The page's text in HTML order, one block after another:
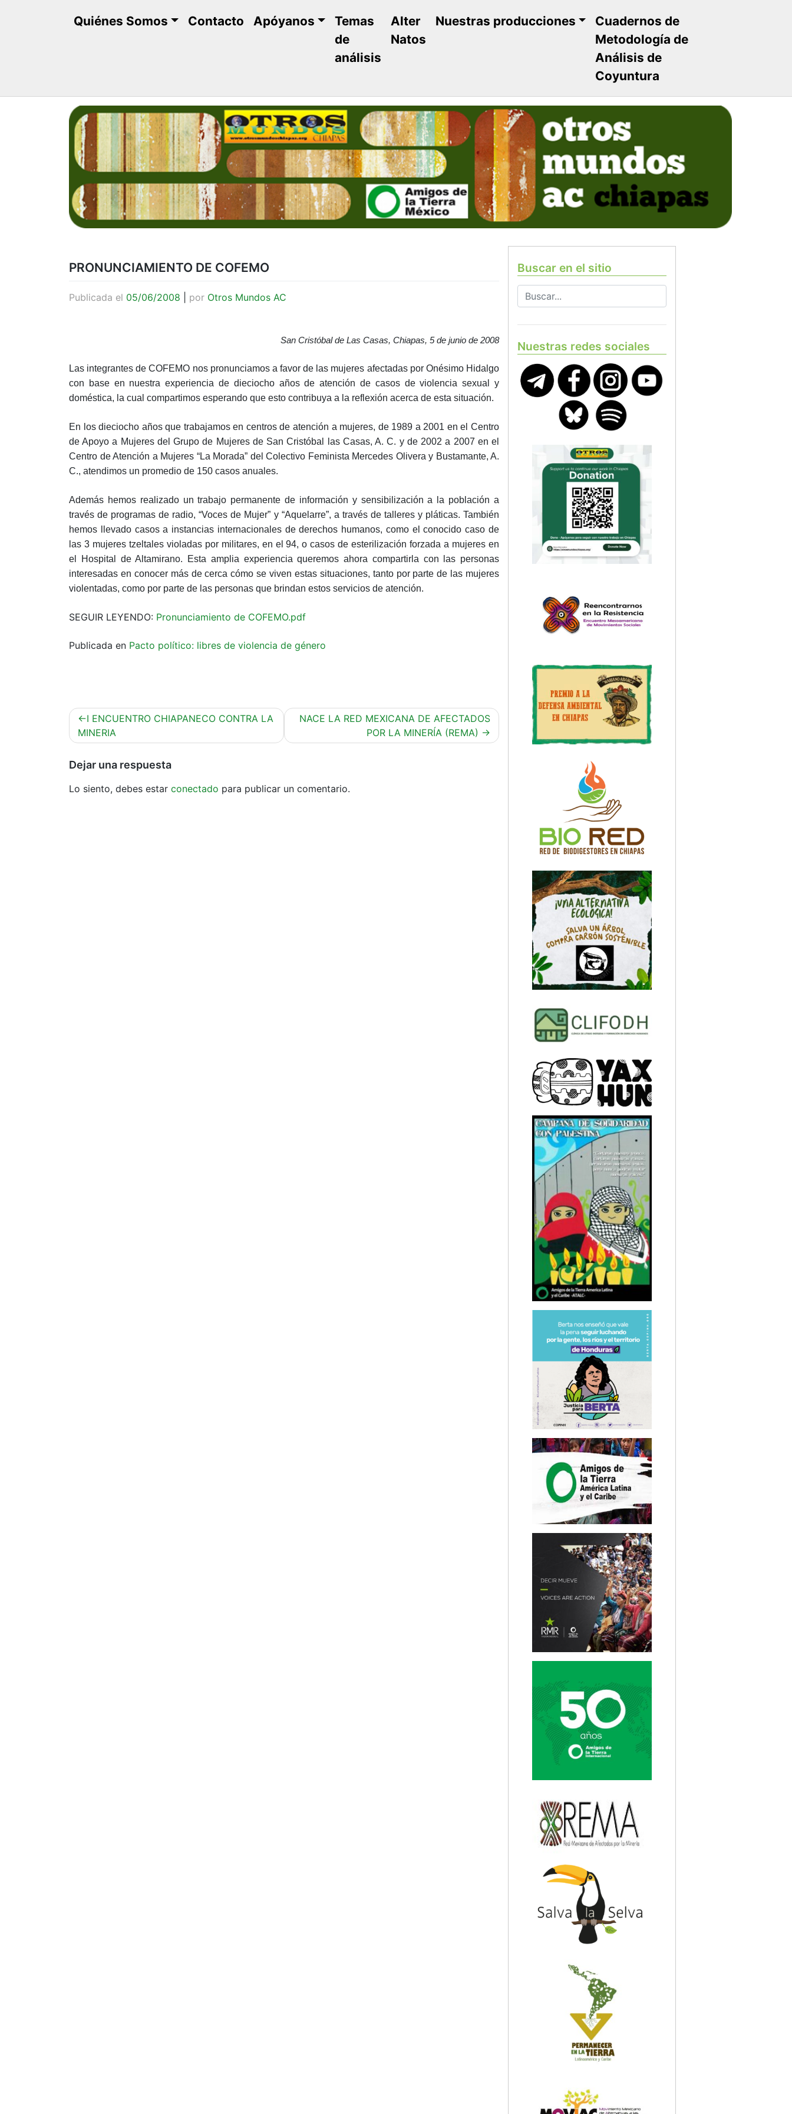
Quiénes Somos Contacto Apóyanos
Temas
de
análisis
Alter
Natos
Nuestras producciones
Cuadernos de
Metodología de
Análisis de
Coyuntura
PRONUNCIAMIENTO DE COFEMO
Publicada el 05/06/2008 por Otros Mundos AC
San Cristóbal de Las Casas, Chiapas, 5 de junio de 2008
Las integrantes de COFEMO nos pronunciamos a favor de las mujeres afectadas por Onésimo Hidalgo
con base en nuestra experiencia de dieciocho años de atención de casos de violencia sexual y
doméstica, la cual compartimos esperando que esto contribuya a la reflexión acerca de esta situación.
En los dieciocho años que trabajamos en centros de atención a mujeres, de 1989 a 2001 en el Centro
de Apoyo a Mujeres del Grupo de Mujeres de San Cristóbal las Casas, A. C. y de 2002 a 2007 en el
Centro de Atención a Mujeres “La Morada” del Colectivo Feminista Mercedes Olivera y Bustamante, A.
C., atendimos un promedio de 150 casos anuales.
Además hemos realizado un trabajo permanente de información y sensibilización a la población a
través de programas de radio, “Voces de Mujer” y “Aquelarre”, a través de talleres y pláticas. También
hemos llevado casos a instancias internacionales de derechos humanos, como el conocido caso de
las 3 mujeres tzeltales violadas por militares, en el 94, o casos de esterilización forzada a mujeres en
el Hospital de Altamirano. Esta amplia experiencia queremos ahora compartirla con las personas
interesadas en conocer más de cerca cómo se viven estas situaciones, tanto por parte de las mujeres
violentadas, como por parte de las personas que brindan estos servicios de atención.
SEGUIR LEYENDO: Pronunciamiento de COFEMO.pdf
Publicada en Pacto político: libres de violencia de género
Navegación
de
I ENCUENTRO CHIAPANECO CONTRA LA
MINERIA
NACE LA RED MEXICANA DE AFECTADOS
POR LA MINERÍA (REMA)
Dejar una respuesta
Lo siento, debes estar conectado para publicar un comentario.
Buscar en el sitio
Nuestras redes sociales